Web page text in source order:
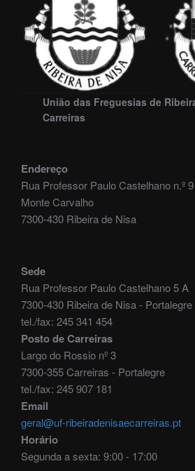
União das Freguesias de
Carreiras
Endereço
Rua Professor Paulo Castelhano n.º 9
Monte Carvalho
7300-430 Ribeira de Nisa
Sede
Rua Professor Paulo Castelhano 5 A
7300-430 Ribeira de Nisa - Portalegre
tel./fax: 245 341 454
Posto de Carreiras
Largo do Rossio nº 3
7300-355 Carreiras - Portalegre
tel./fax: 245 907 181
Email
geral@uf-ribeiradenisaecarreiras.pt
Horário
Segunda a sexta: 9:00 - 17:00